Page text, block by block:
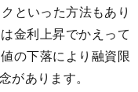
といった方法もあり
金利上昇でかえって
の下落により融資限
があります。